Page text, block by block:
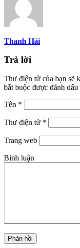
Thanh Hải
Trả lời
Thư điện tử của bạn sẽ
bắt buộc được đánh dấu
Tên *
Thư điện tử *
Trang web
Bình luận